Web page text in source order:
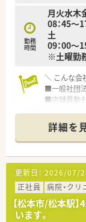
勤務
時間
月火水木
08：45～
土
09：00～
※土曜勤
＼ こんな会
■一般社団
■店舗異動
■給与体系
していきま
■退職金も
＼ こんな店
■総合病院
■17時半ま
詳細を
更新日： 2026/07/
正社員
病院・クリ
【松本市/松本駅
います。